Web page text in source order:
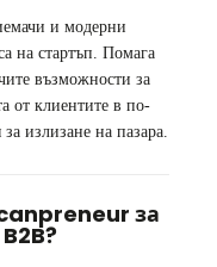
и модерни
на стартъп. Помага
възможности за
от клиентите в по-
излизане на пазара.
за